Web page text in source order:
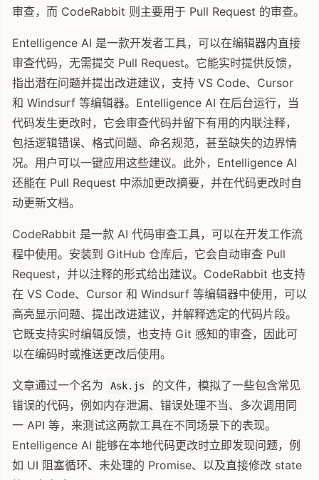
审查，而 CodeRabbit 则主要用于 Pull Request 的审查。
Entelligence AI 是一款开发者工具，可以在编辑器内直接
审查代码，无需提交 Pull Request。它能实时提供反馈，
指出潜在问题并提出改进建议，支持 VS Code、Cursor
和 Windsurf 等编辑器。Entelligence AI 在后台运行，当
代码发生更改时，它会审查代码并留下有用的内联注释，
包括逻辑错误、格式问题、命名规范，甚至缺失的边界情
况。用户可以一键应用这些建议。此外，Entelligence AI
还能在 Pull Request 中添加更改摘要，并在代码更改时自
动更新文档。
CodeRabbit 是一款 AI 代码审查工具，可以在开发工作流
程中使用。安装到 GitHub 仓库后，它会自动审查 Pull
Request，并以注释的形式给出建议。CodeRabbit 也支持
在 VS Code、Cursor 和 Windsurf 等编辑器中使用，可以
高亮显示问题、提出改进建议，并解释选定的代码片段。
它既支持实时编辑反馈，也支持 Git 感知的审查，因此可
以在编码时或推送更改后使用。
文章通过一个名为 Ask.js
的文件，模拟了一些包含常见
错误的代码，例如内存泄漏、错误处理不当、多次调用同
一 API 等，来测试这两款工具在不同场景下的表现。
Entelligence AI 能够在本地代码更改时立即发现问题，例
如 UI 阻塞循环、未处理的 Promise、以及直接修改 state